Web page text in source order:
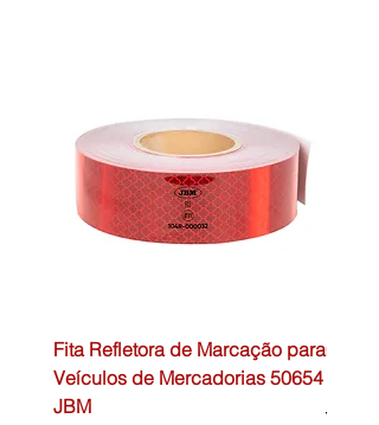
Fita Refletora de Marcação para
Veículos de Mercadorias 50654
JBM
Precio
45,00 €